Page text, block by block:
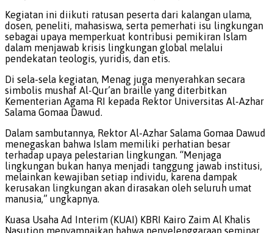
Kegiatan ini diikuti ratusan peserta dari kalangan ulama,
dosen, peneliti, mahasiswa, serta pemerhati isu lingkungan
sebagai upaya memperkuat kontribusi pemikiran Islam
dalam menjawab krisis lingkungan global melalui
pendekatan teologis, yuridis, dan etis.
Di sela-sela kegiatan, Menag juga menyerahkan secara
simbolis mushaf Al-Qur’an braille yang diterbitkan
Kementerian Agama RI kepada Rektor Universitas Al-Azhar
Salama Gomaa Dawud.
Dalam sambutannya, Rektor Al-Azhar Salama Gomaa Dawud
menegaskan bahwa Islam memiliki perhatian besar
terhadap upaya pelestarian lingkungan. “Menjaga
lingkungan bukan hanya menjadi tanggung jawab institusi,
melainkan kewajiban setiap individu, karena dampak
kerusakan lingkungan akan dirasakan oleh seluruh umat
manusia,” ungkapnya.
Kuasa Usaha Ad Interim (KUAI) KBRI Kairo Zaim Al Khalis
Nasution menyampaikan bahwa penyelenggaraan seminar